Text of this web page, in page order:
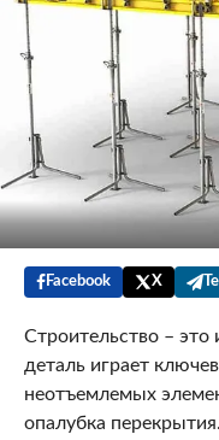
Facebook X
Строительство – это
деталь играет
неотъемлемых
опалубка